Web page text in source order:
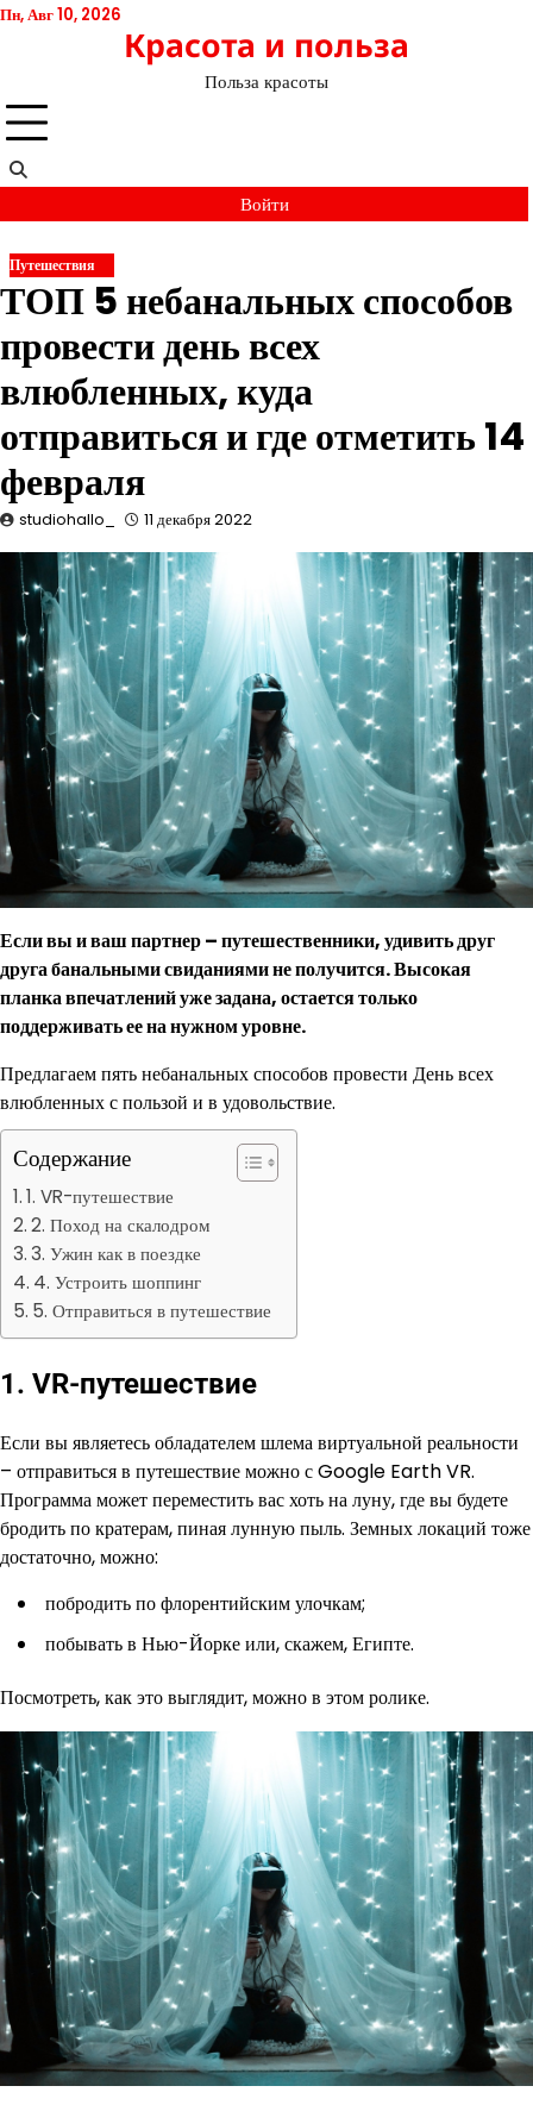
Перейти
Пн, Авг 10, 2026
Красота и польза
Польза красоты
Войти
Путешествия
ТОП 5 небанальных способов
провести день всех
влюбленных, куда
отправиться и где отметить 14
февраля
studiohallo_ 11 декабря 2022
Если вы и ваш партнер – путешественники, удивить друг
друга банальными свиданиями не получится. Высокая
планка впечатлений уже задана, остается только
поддерживать ее на нужном уровне.
Предлагаем пять небанальных способов провести День всех
влюбленных с пользой и в удовольствие.
Содержание
1. VR-путешествие
2. Поход на скалодром
3. Ужин как в поездке
4. Устроить шоппинг
5. Отправиться в путешествие
1. VR-путешествие
Если вы являетесь обладателем шлема виртуальной реальности
– отправиться в путешествие можно с Google Earth VR.
Программа может переместить вас хоть на луну, где вы будете
бродить по кратерам, пиная лунную пыль. Земных локаций тоже
достаточно, можно:
побродить по флорентийским улочкам;
побывать в Нью-Йорке или, скажем, Египте.
Посмотреть, как это выглядит, можно в этом ролике.